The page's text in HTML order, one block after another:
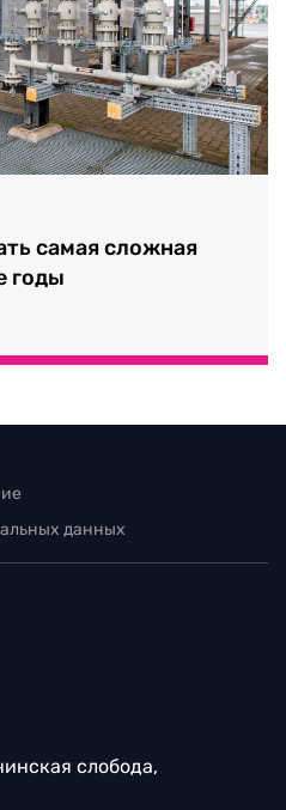
самая сложная
годы
данных
слобода,